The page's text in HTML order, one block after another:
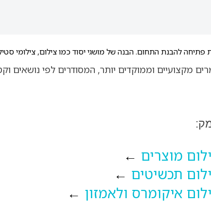
להבנת התחום. הבנה של מושגי יסוד כמו צילום, צילומי
מקצועיים וממוקדים יותר, המסודרים לפי נושאים
:
מוצרים ←
תכשיטים ←
איקומרס ולאמזון ←